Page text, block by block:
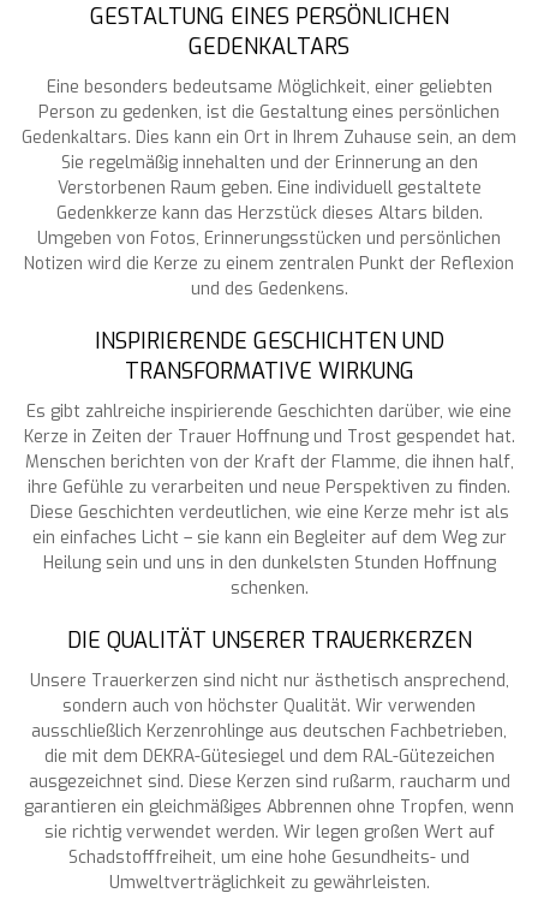
GESTALTUNG EINES PERSÖNLICHEN
GEDENKALTARS
Eine besonders bedeutsame Möglichkeit, einer geliebten
Person zu gedenken, ist die Gestaltung eines persönlichen
Gedenkaltars. Dies kann ein Ort in Ihrem Zuhause sein, an dem
Sie regelmäßig innehalten und der Erinnerung an den
Verstorbenen Raum geben. Eine individuell gestaltete
Gedenkkerze kann das Herzstück dieses Altars bilden.
Umgeben von Fotos, Erinnerungsstücken und persönlichen
Notizen wird die Kerze zu einem zentralen Punkt der Reflexion
und des Gedenkens.
INSPIRIERENDE GESCHICHTEN UND
TRANSFORMATIVE WIRKUNG
Es gibt zahlreiche inspirierende Geschichten darüber, wie eine
Kerze in Zeiten der Trauer Hoffnung und Trost gespendet hat.
Menschen berichten von der Kraft der Flamme, die ihnen half,
ihre Gefühle zu verarbeiten und neue Perspektiven zu finden.
Diese Geschichten verdeutlichen, wie eine Kerze mehr ist als
ein einfaches Licht – sie kann ein Begleiter auf dem Weg zur
Heilung sein und uns in den dunkelsten Stunden Hoffnung
schenken.
DIE QUALITÄT UNSERER TRAUERKERZEN
Unsere Trauerkerzen sind nicht nur ästhetisch ansprechend,
sondern auch von höchster Qualität. Wir verwenden
ausschließlich Kerzenrohlinge aus deutschen Fachbetrieben,
die mit dem DEKRA-Gütesiegel und dem RAL-Gütezeichen
ausgezeichnet sind. Diese Kerzen sind rußarm, raucharm und
garantieren ein gleichmäßiges Abbrennen ohne Tropfen, wenn
sie richtig verwendet werden. Wir legen großen Wert auf
Schadstofffreiheit, um eine hohe Gesundheits- und
Umweltverträglichkeit zu gewährleisten.